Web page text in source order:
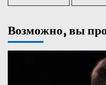
Возможно, вы